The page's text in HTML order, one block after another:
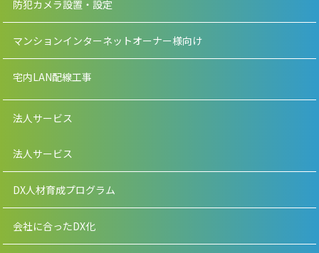
防犯カメラ設置・設定
マンションインターネットオーナー様向け
宅内LAN配線工事
法人サービス
法人サービス
DX人材育成プログラム
会社に合ったDX化